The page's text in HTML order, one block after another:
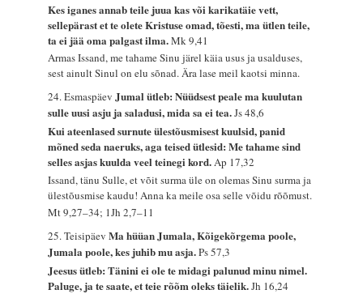
Kes iganes annab teile juua kas või karikatäie vett,
sellepärast et te olete Kristuse omad, tõesti, ma ütlen teile,
ta ei jää oma palgast ilma.Mk 9,41
Armas Issand, me tahame Sinu järel käia usus ja usalduses,
sest ainult Sinul on elu sõnad. Ära lase meil kaotsi minna.
24. EsmaspäevJumal ütleb: Nüüdsest peale ma kuulutan
sulle uusi asju ja saladusi, mida sa ei tea.Js 48,6
Kui ateenlased surnute ülestõusmisest kuulsid, panid
mõned seda naeruks, aga teised ütlesid: Me tahame sind
selles asjas kuulda veel teinegi kord.Ap 17,32
Issand, tänu Sulle, et võit surma üle on olemas Sinu surma ja
ülestõusmise kaudu! Anna ka meile osa selle võidu rõõmust.
Mt 9,27–34; 1Jh 2,7–11
25. TeisipäevMa hüüan Jumala, Kõigekõrgema poole,
Jumala poole, kes juhib mu asja.Ps 57,3
Jeesus ütleb: Tänini ei ole te midagi palunud minu nimel.
Paluge, ja te saate, et teie rõõm oleks täielik.Jh 16,24